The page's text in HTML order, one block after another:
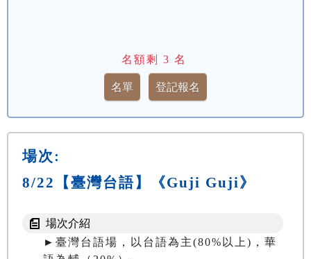
名額剩 3 名
場次:
8/22【臺灣台語】《Guji Guji》
場次介紹
►臺灣台語場，以台語為主(80%以上)，華